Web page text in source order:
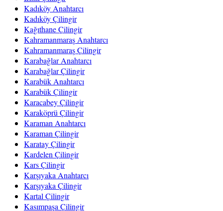
Kadıköy Anahtarcı
Kadıköy Çilingir
Kağıthane Çilingir
Kahramanmaraş Anahtarcı
Kahramanmaraş Çilingir
Karabağlar Anahtarcı
Karabağlar Çilingir
Karabük Anahtarcı
Karabük Çilingir
Karacabey Çilingir
Karaköprü Çilingir
Karaman Anahtarcı
Karaman Çilingir
Karatay Çilingir
Kardelen Çilingir
Kars Çilingir
Karşıyaka Anahtarcı
Karşıyaka Çilingir
Kartal Çilingir
Kasımpaşa Çilingir